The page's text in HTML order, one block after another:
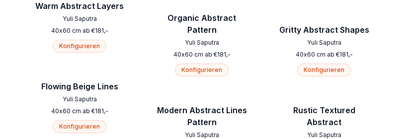
Warm Abstract Layers
Yuli Saputra
40x60 cm ab €181,-
Konfigurieren
Flowing Beige Lines
Yuli Saputra
40x60 cm ab €181,-
Konfigurieren
Organic Abstract
Pattern
Yuli Saputra
40x60 cm ab €181,-
Konfigurieren
Modern Abstract Lines
Pattern
Yuli Saputra
Gritty Abstract Shapes
Yuli Saputra
40x60 cm ab €181,-
Konfigurieren
Rustic Textured
Abstract
Yuli Saputra